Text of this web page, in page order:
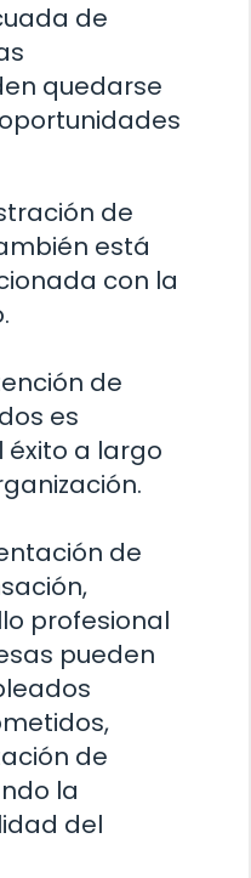
de
quedarse
de
está
con la
de
es
a largo
de
profesional
pueden
de
la
del